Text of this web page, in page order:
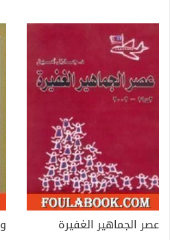
عصر الجماهير الغفيرة